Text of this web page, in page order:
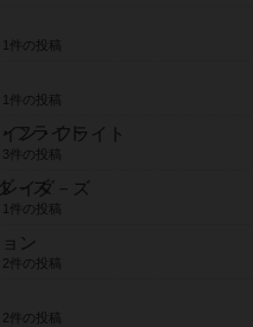
1件の投稿
1件の投稿
ン・フライト
3件の投稿
イダ－ズ
1件の投稿
ン
2件の投稿
2件の投稿